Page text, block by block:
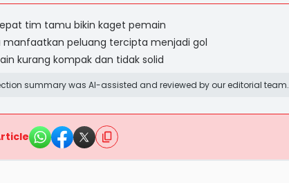
tim tamu bikin kaget pemain
manfaatkan peluang tercipta menjadi gol
kurang kompak dan tidak solid
summary was AI-assisted and reviewed by our editorial team.